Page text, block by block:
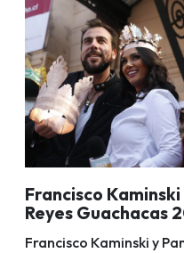
Francisco
Reyes Guachacas
Francisco Kaminski y